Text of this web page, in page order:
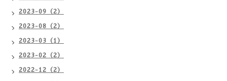
2023-09（2）
2023-08（2）
2023-03（1）
2023-02（2）
2022-12（2）